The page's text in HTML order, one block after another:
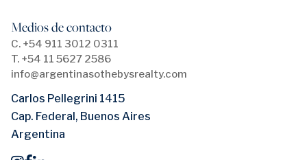
Medios de contacto
C. +54 911 3012 0311
T. +54 11 5627 2586
info@argentinasothebysrealty.com
Carlos Pellegrini 1415
Cap. Federal, Buenos Aires
Argentina